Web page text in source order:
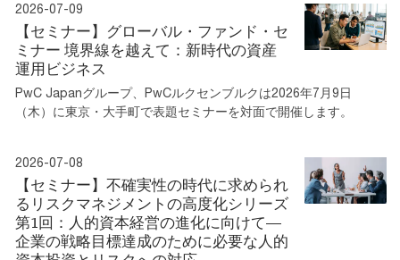
2026-07-09
【セミナー】グローバル・ファンド・セ
ミナー 境界線を越えて：新時代の資産
運用ビジネス
PwC Japanグループ、PwCルクセンブルクは2026年7月9日
（木）に東京・大手町で表題セミナーを対面で開催します。
2026-07-08
【セミナー】不確実性の時代に求められ
るリスクマネジメントの高度化シリーズ
第1回：人的資本経営の進化に向けて―
企業の戦略目標達成のために必要な人的